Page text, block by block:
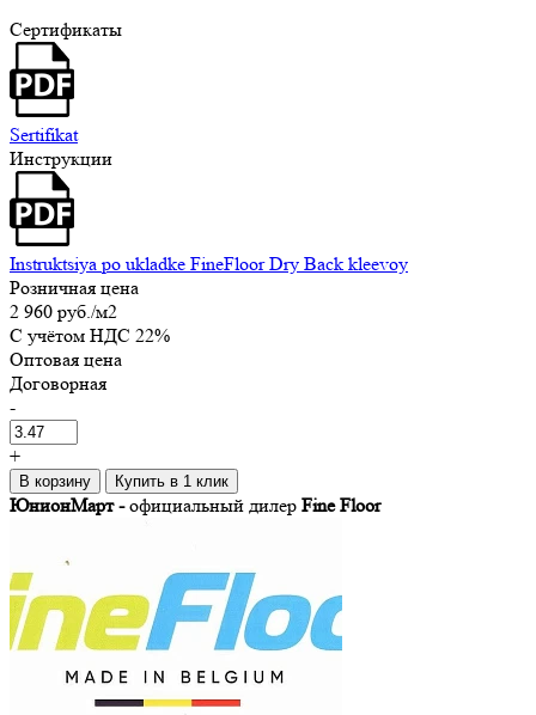
Сертификаты
Sertifikat
Инструкции
Instruktsiya po ukladke FineFloor Dry Back kleevoy
Розничная цена
2 960 руб./м2
C учётом НДС 22%
Оптовая цена
Договорная
-
+
В корзину Купить в 1 клик
ЮнионМарт -официальный дилер Fine Floor